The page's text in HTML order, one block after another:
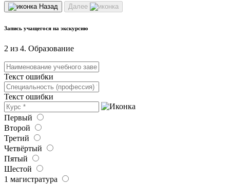
Назад Далее
Запись учащегося на экскурсию
2 из 4. Образование
Текст ошибки
Текст ошибки
Первый
Второй
Третий
Четвёртый
Пятый
Шестой
1 магистратура